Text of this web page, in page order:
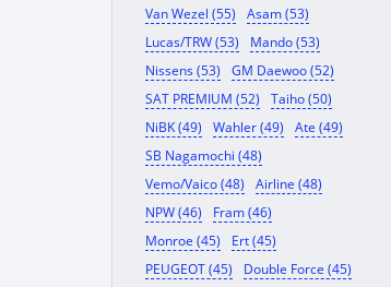
Van Wezel (55)
Asam (53)
Lucas/TRW (53)
Mando (53)
Nissens (53)
GM Daewoo (52)
SAT PREMIUM (52)
Taiho (50)
NiBK (49)
Wahler (49)
Ate (49)
SB Nagamochi (48)
Vemo/Vaico (48)
Airline (48)
NPW (46)
Fram (46)
Monroe (45)
Ert (45)
PEUGEOT (45)
Double Force (45)